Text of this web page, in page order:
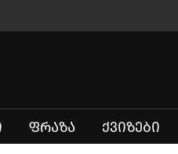
ᲤᲠᲐᲖᲐ ᲥᲕᲘᲖᲔᲑᲘ